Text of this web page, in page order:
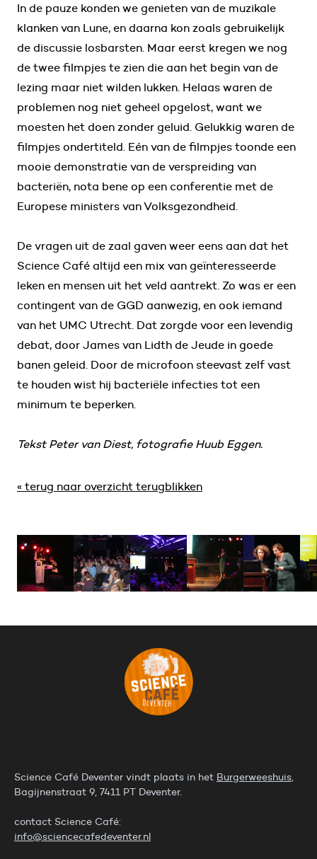
In de pauze konden we genieten van de muzikale
klanken van Lune, en daarna kon zoals gebruikelijk
de discussie losbarsten. Maar eerst kregen we nog
de twee filmpjes te zien die aan het begin van de
lezing maar niet wilden lukken. Helaas waren de
problemen nog niet geheel opgelost, want we
moesten het doen zonder geluid. Gelukkig waren de
filmpjes ondertiteld. Eén van de filmpjes toonde een
mooie demonstratie van de verspreiding van
bacteriën, nota bene op een conferentie met de
Europese ministers van Volksgezondheid.
De vragen uit de zaal gaven weer eens aan dat het
Science Café altijd een mix van geïnteresseerde
leken en mensen uit het veld aantrekt. Zo was er een
contingent van de GGD aanwezig, en ook iemand
van het UMC Utrecht. Dat zorgde voor een levendig
debat, door James van Lidth de Jeude in goede
banen geleid. Door de microfoon steevast zelf vast
te houden wist hij bacteriële infecties tot een
minimum te beperken.
Tekst Peter van Diest, fotografie Huub Eggen.
« terug naar overzicht terugblikken
Science Café Deventer vindt plaats in het Burgerweeshuis
Bagijnenstraat 9, 7411 PT Deventer.
contact Science Café:
info@sciencecafedeventer.nl